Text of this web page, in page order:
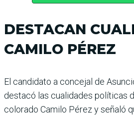
DESTACAN
CAMILO PÉREZ
El candidato a concejal de
destacó las cualidades políticas
colorado Camilo Pérez y señaló